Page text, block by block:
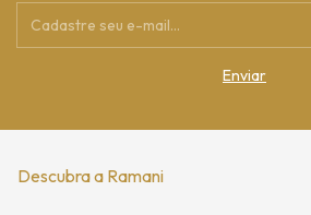
Descubra a Ramani